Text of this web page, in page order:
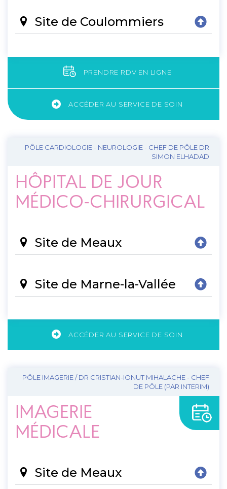
Site de Coulommiers
PRENDRE RDV EN LIGNE
ACCÉDER AU SERVICE DE SOIN
PÔLE CARDIOLOGIE - NEUROLOGIE - CHEF DE PÔLE DR
SIMON ELHADAD
HÔPITAL DE JOUR
MÉDICO-CHIRURGICAL
Site de Meaux
Site de Marne-la-Vallée
ACCÉDER AU SERVICE DE SOIN
PÔLE IMAGERIE / DR CRISTIAN-IONUT MIHALACHE - CHEF
DE PÔLE (PAR INTERIM)
IMAGERIE
MÉDICALE
Site de Meaux